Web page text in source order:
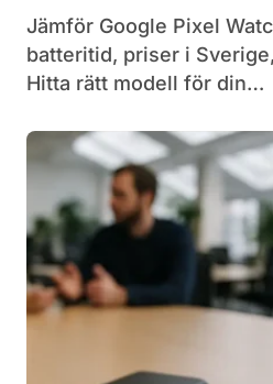
Jämför Google Pixel Watch 2, 3 och 4:
batteritid, priser i
Hitta rätt modell för din…